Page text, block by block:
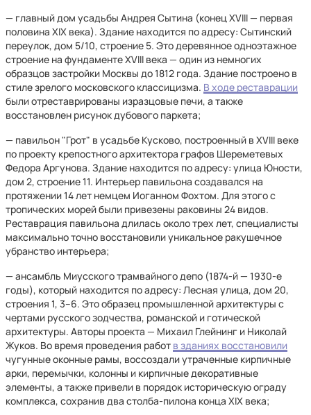
— главный дом усадьбы Андрея Сытина (конец XVIII — первая
половина XIX века). Здание находится по адресу: Сытинский
переулок, дом 5/10, строение 5. Это деревянное одноэтажное
строение на фундаменте XVIII века — один из немногих
образцов застройки Москвы до 1812 года. Здание построено в
стиле зрелого московского классицизма. В ходе реставрации
были отреставрированы изразцовые печи, а также
восстановлен рисунок дубового паркета;
— павильон "Грот" в усадьбе Кусково, построенный в XVIII веке
по проекту крепостного архитектора графов Шереметевых
Федора Аргунова. Здание находится по адресу: улица Юности,
дом 2, строение 11. Интерьер павильона создавался на
протяжении 14 лет немцем Иоганном Фохтом. Для этого с
тропических морей были привезены раковины 24 видов.
Реставрация павильона длилась около трех лет, специалисты
максимально точно восстановили уникальное ракушечное
убранство интерьера;
— ансамбль Миусского трамвайного депо (1874-й — 1930-е
годы), который находится по адресу: Лесная улица, дом 20,
строения 1, 3–6. Это образец промышленной архитектуры с
чертами русского зодчества, романской и готической
архитектуры. Авторы проекта — Михаил Глейнинг и Николай
Жуков. Во время проведения работ в зданиях восстановили
чугунные оконные рамы, воссоздали утраченные кирпичные
арки, перемычки, колонны и кирпичные декоративные
элементы, а также привели в порядок историческую ограду
комплекса, сохранив два столба-пилона конца XIX века;